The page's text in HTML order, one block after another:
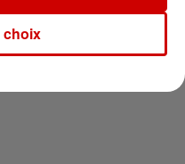
places pour le
choix